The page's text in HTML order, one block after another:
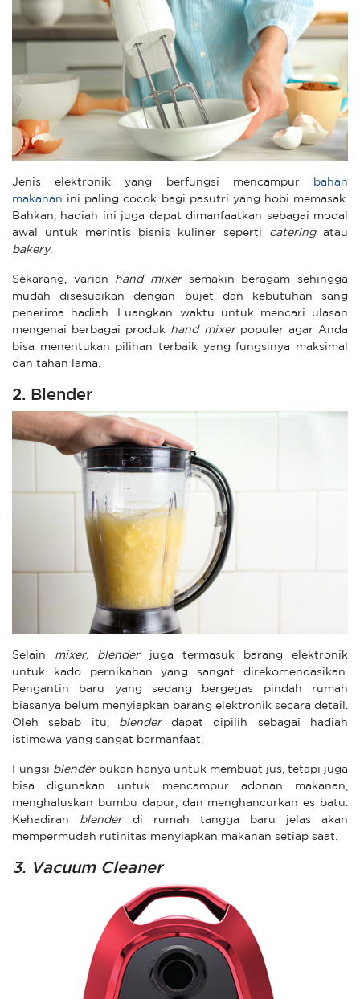
Jenis elektronik yang berfungsi mencampur
bahan
makanan ini paling cocok bagi pasutri yang hobi memasak.
Bahkan, hadiah ini juga dapat dimanfaatkan sebagai modal
awal untuk merintis bisnis kuliner seperti cateringatau
bakery.
Sekarang, varian hand mixer semakin beragam sehingga
mudah disesuaikan dengan bujet dan kebutuhan sang
penerima hadiah. Luangkan waktu untuk mencari ulasan
mengenai berbagai produk hand mixer populer agar Anda
bisa menentukan pilihan terbaik yang fungsinya maksimal
dan tahan lama.
2. Blender
Selain mixer, blender
juga termasuk barang elektronik
untuk kado pernikahan yang sangat direkomendasikan.
Pengantin baru yang sedang bergegas pindah rumah
biasanya belum menyiapkan barang elektronik secara detail.
Oleh sebab itu, blenderdapat dipilih sebagai hadiah
istimewa yang sangat bermanfaat.
Fungsi blender bukan hanya untuk membuat jus, tetapi juga
bisa digunakan untuk mencampur adonan makanan,
menghaluskan bumbu dapur, dan menghancurkan es batu.
Kehadiran blender di rumah tangga baru jelas akan
mempermudah rutinitas menyiapkan makanan setiap saat.
3. Vacuum Cleaner